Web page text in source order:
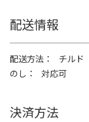
配送情報
配送方法
チルド
のし
対応可
決済方法